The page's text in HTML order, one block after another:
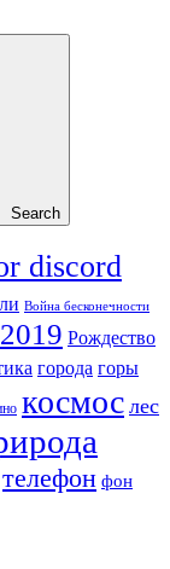
Search
discord
Война бесконечности
Рождество
города горы
космос лес
телефон фон